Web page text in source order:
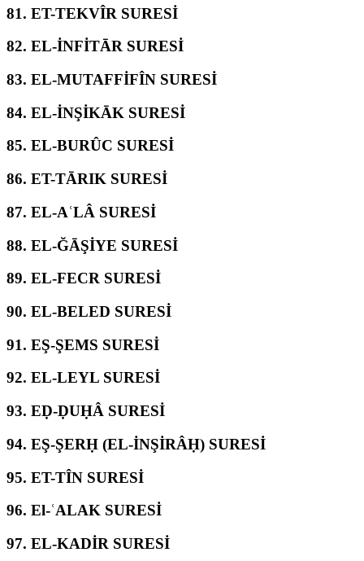
81. ET-TEKVÎR SURESİ
82. EL-İNFİTĀR SURESİ
83. EL-MUTAFFİFÎN SURESİ
84. EL-İNŞİKĀK SURESİ
85. EL-BURÛC SURESİ
86. ET-TĀRIK SURESİ
87. EL-AʿLÂ SURESİ
88. EL-ĞĀŞİYE SURESİ
89. EL-FECR SURESİ
90. EL-BELED SURESİ
91. EŞ-ŞEMS SURESİ
92. EL-LEYL SURESİ
93. EḌ-ḌUḤÂ SURESİ
94. EŞ-ŞERḤ (EL-İNŞİRÂḤ) SURESİ
95. ET-TÎN SURESİ
96. El-ʿALAK SURESİ
97. EL-KADİR SURESİ